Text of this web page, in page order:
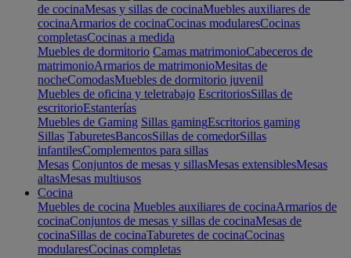
de cocinaMesas y sillas de cocinaMuebles auxiliares de
cocinaArmarios de cocinaCocinas modularesCocinas
completasCocinas a medida
Muebles de dormitorio Camas matrimonioCabeceros de
matrimonioArmarios de matrimonioMesitas de
nocheComodasMuebles de dormitorio juvenil
Muebles de oficina y teletrabajo EscritoriosSillas de
escritorioEstanterías
Muebles de Gaming Sillas gamingEscritorios gaming
Sillas TaburetesBancosSillas de comedorSillas
infantilesComplementos para sillas
Mesas Conjuntos de mesas y sillasMesas extensiblesMesas
altasMesas multiusos
Cocina
Muebles de cocina Muebles auxiliares de cocinaArmarios de
cocinaConjuntos de mesas y sillas de cocinaMesas de
cocinaSillas de cocinaTaburetes de cocinaCocinas
modularesCocinas completas